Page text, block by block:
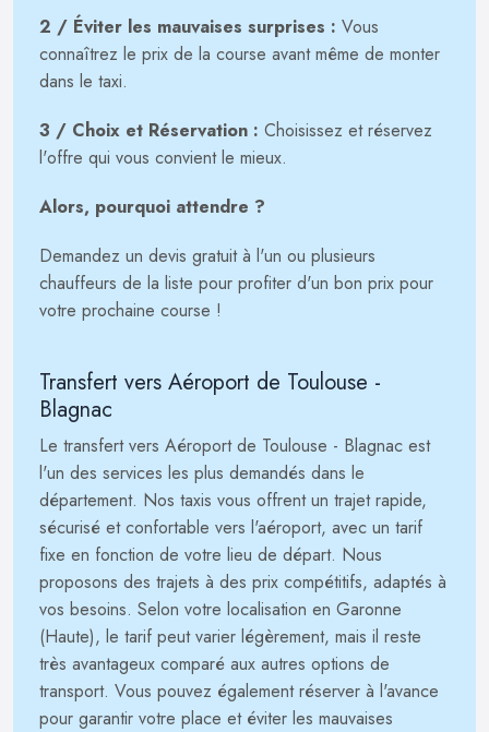
2 / Éviter les mauvaises surprises : Vous
connaîtrez le prix de la course avant même de monter
dans le taxi.
3 / Choix et Réservation : Choisissez et réservez
l'offre qui vous convient le mieux.
Alors, pourquoi attendre ?
Demandez un devis gratuit à l'un ou plusieurs
chauffeurs de la liste pour profiter d'un bon prix pour
votre prochaine course !
Transfert vers Aéroport de Toulouse -
Blagnac
Le transfert vers Aéroport de Toulouse - Blagnac est
l'un des services les plus demandés dans le
département. Nos taxis vous offrent un trajet rapide,
sécurisé et confortable vers l'aéroport, avec un tarif
fixe en fonction de votre lieu de départ. Nous
proposons des trajets à des prix compétitifs, adaptés à
vos besoins. Selon votre localisation en Garonne
(Haute), le tarif peut varier légèrement, mais il reste
très avantageux comparé aux autres options de
transport. Vous pouvez également réserver à l'avance
pour garantir votre place et éviter les mauvaises